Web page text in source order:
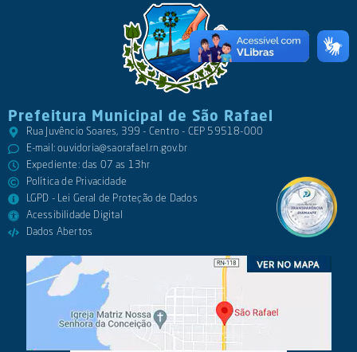
Prefeitura Municipal de São Rafael
Rua Juvêncio Soares, 399 - Centro - CEP 59518-000
E-mail:ouvidoria@saorafael.rn.gov.br
Expediente: das 07 as 13hr
Política de Privacidade
LGPD - Lei Geral de Proteção de Dados
Acessibilidade Digital
Dados Abertos